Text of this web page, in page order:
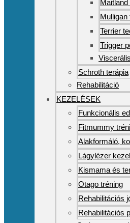
Mulligan
Terrier
Trigger
Schroth terápia
Rehabilitáció
KEZELÉSEK
Funkcionális
Fitmummy
Alakformáló,
Lágylézer
Kismama és
Otago tréning
Rehabilitációs
Rehabilitációs